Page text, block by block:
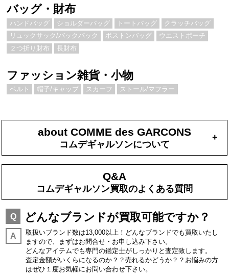
バッグ・財布
ハンドバッグ ショルダーバッグ トートバッグ
クラッチバッグ
リュックサック/バックパック
ボストンバッグ
ウエストポーチ
２つ折り財布
長財布
ファッション雑貨・小物
ベルト 帽子/キャップ スカーフ ストール/マフラー
about COMME des GARCONS
コムデギャルソンについて
+
Q&A
コムデギャルソン買取のよくある質問
Q どんなブランドが買取可能ですか？
A
取扱いブランド数は13,000以上！どんなブランドでも買取いたし
ますので、まずはお問合せ・お申し込み下さい。
どんなアイテムでも専門の鑑定士がしっかりと査定致します。
査定金額がいくらになるのか？？売れるかどうか？？お悩みの方
はぜひ１度お気軽にお問い合わせ下さい。